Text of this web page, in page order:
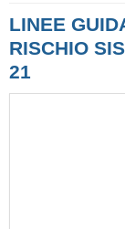
LINEE
RISCHIO
21